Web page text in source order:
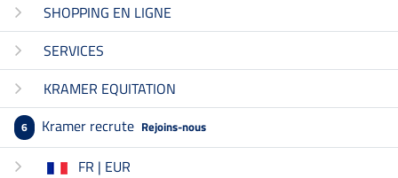
SHOPPING EN LIGNE
SERVICES
KRAMER EQUITATION
6 Kramer recrute Rejoins-nous
FR | EUR